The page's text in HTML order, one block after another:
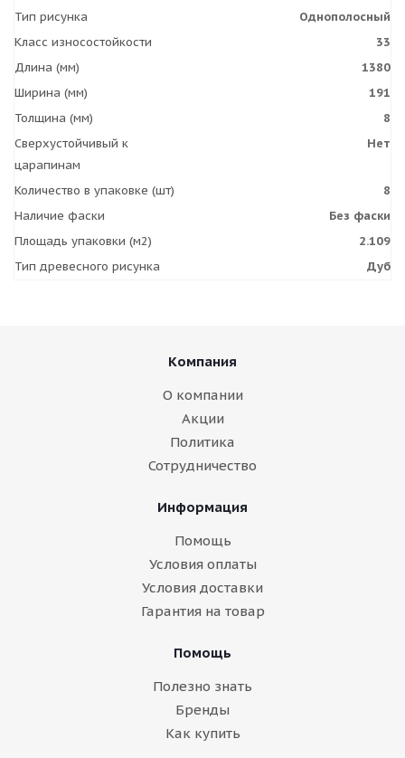
Тип рисунка
Однополосный
Класс износостойкости
33
Длина (мм)
1380
Ширина (мм)
191
Толщина (мм)
8
Сверхустойчивый к
царапинам
Нет
Количество в упаковке (шт)
8
Наличие фаски
Без фаски
Площадь упаковки (м2)
2.109
Тип древесного рисунка
Дуб
Компания
О компании
Акции
Политика
Сотрудничество
Информация
Помощь
Условия оплаты
Условия доставки
Гарантия на товар
Помощь
Полезно знать
Бренды
Как купить